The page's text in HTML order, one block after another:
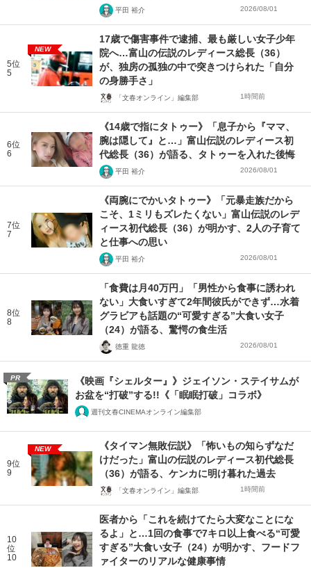
平田 裕介 2026/08/01
5位
5
NEW
17歳で傷害事件で逮捕、最も厳しい女子少年
院へ…富山の伝説のレディース総長（36）
が、独房の孤独の中で突きつけられた「自分
の身勝手さ」
「文春オンライン」編集部 1時間前
6位
6
《14歳で指にタトゥー》「息子から『ママ、
腕は隠して』と…」富山伝説のレディース初
代総長（36）が語る、タトゥーを入れた後悔
平田 裕介 2026/08/01
7位
7
《両腕にでかいタトゥー》「元暴走族だから
こそ、1ミリもズレたくない」富山伝説のレデ
ィース初代総長（36）が明かす、2人の子育て
と仕事への思い
平田 裕介 2026/08/01
8位
8
「食費は月40万円」「男性から食事に誘われ
ない」大食いすぎて2年間彼氏ができず…水着
グラビアも話題の“可愛すぎる”大食い女子
（24）が語る、驚愕の食生活
徳重 龍徳 2026/08/01
PR
《映画『シェルター』》ジェイソン・ステイサムが
お盆を“打破”する!!《「眠眠打破」コラボ》
週刊文春CINEMAオンライン編集部
9位
9
NEW
《タイマン無敗伝説》「怖いもの知らずなだ
けだった」富山の伝説のレディース初代総長
（36）が語る、ケンカに明け暮れた過去
「文春オンライン」編集部 1時間前
10
位
10
医者から「これを続けてたら大変なことにな
るよ」と…1回の食事で7キロ以上食べる“可愛
すぎる”大食い女子（24）が明かす、フードフ
ァイターのリアルな健康事情